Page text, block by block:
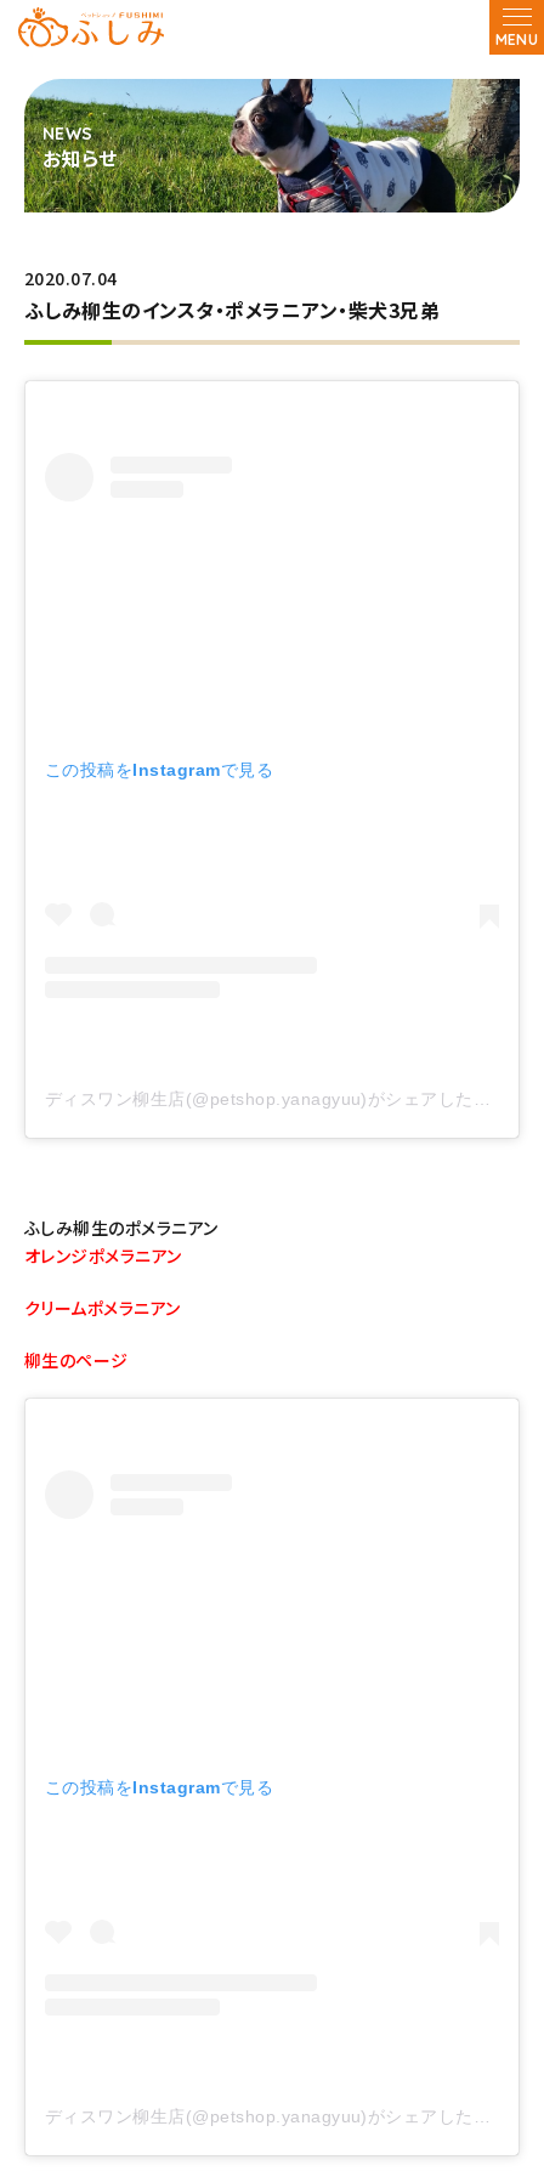
MENU
お知らせ
2020.07.04
ふしみ柳生のインスタ・ポメラニアン・柴犬3兄弟
この投稿をInstagramで見る
ふしみ柳生のポメラニアン
オレンジポメラニアン
クリームポメラニアン
柳生のページ
この投稿をInstagramで見る